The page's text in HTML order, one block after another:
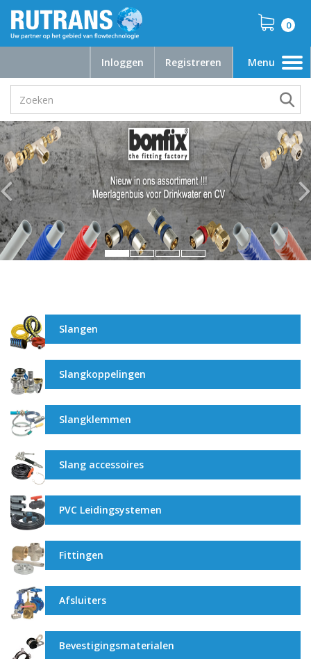
0
Inloggen Registreren
Toggle
navigation
Menu
Slangen
Slangkoppelingen
Slangklemmen
Slang accessoires
PVC Leidingsystemen
Fittingen
Afsluiters
Bevestigingsmaterialen